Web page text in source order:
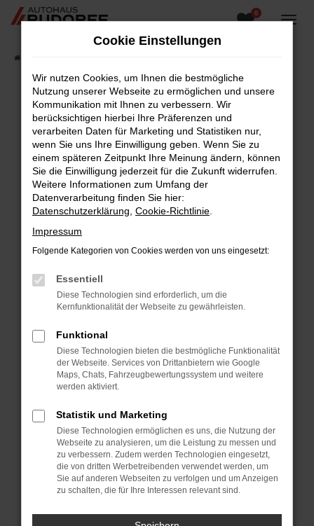
Zum
0
Fehler: Network Error
Beim Laden ist ein Fehler aufgetreten.
Hier sind ein paar Tipps, die dir helfen können:
Überprüfe deine Firewall und deine
Internetverbindung.
Laden andere Webseiten, zum Beispiel deine
Suchmaschine?
Prüfe deine Browsererweiterungen.
Manche Erweiterungen, wie Werbeblocker,
können das Laden bestimmter Seiten
verhindern. Funktioniert die Seite in einem
Fenster?
Starte dein Gerät neu.
Das kann manchmal helfen, vorübergehende
Probleme zu beheben.
Betriebssystem auf dem neuesten Stand
sind.
Veraltete Software birgt nicht nur ein
Sicherheitsrisiko, sondern kann auch dazu
führen, dass bestimmte Funktionen nicht mehr
unterstützt werden.
Wende dich an den Webseitenbetreiber.
Cookie Einstellungen
Wir nutzen Cookies, um Ihnen die bestmögliche
Nutzung unserer Webseite zu ermöglichen und unsere
Kommunikation mit Ihnen zu verbessern. Wir
berücksichtigen hierbei Ihre Präferenzen und
verarbeiten Daten für Marketing und Statistiken nur,
wenn Sie uns Ihre Einwilligung geben. Wenn Sie zu
einem späteren Zeitpunkt Ihre Meinung ändern, können
Sie die Einwilligung jederzeit für die Zukunft widerrufen.
Weitere Informationen zum Umfang der
Datenverarbeitung finden Sie hier:
Datenschutzerklärung Cookie-Richtlinie
Impressum
Folgende Kategorien von Cookies werden von uns eingesetzt:
Essentiell
Diese Technologien sind erforderlich, um die
Kernfunktionalität der Webseite zu gewährleisten.
Funktional
Diese Technologien bieten die bestmögliche Funktionalität
der Webseite. Services von Drittanbietern wie Google
Maps, Chats, Fahrzeugbewertungssystem und weitere
werden aktiviert.
Statistik und Marketing
Diese Technologien ermöglichen es uns, die Nutzung der
Webseite zu analysieren, um die Leistung zu messen und
zu verbessern. Zudem werden Technologien eingesetzt,
die von dritten Werbetreibenden verwendet werden, um
Sie auf anderen Webseiten zu verfolgen und um Anzeigen
zu schalten, die für Ihre Interessen relevant sind.